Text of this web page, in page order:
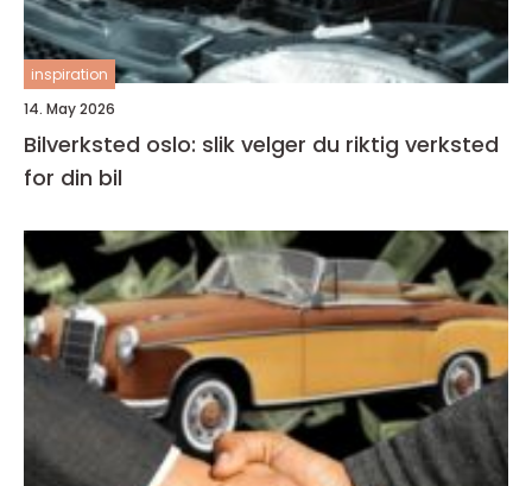
inspiration
14. May 2026
Bilverksted oslo: slik velger du riktig verksted
for din bil